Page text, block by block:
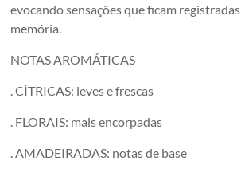
evocando sensações que ficam
memória.
NOTAS AROMÁTICAS
. CÍTRICAS: leves e frescas
. FLORAIS: mais encorpadas
. AMADEIRADAS: notas de base